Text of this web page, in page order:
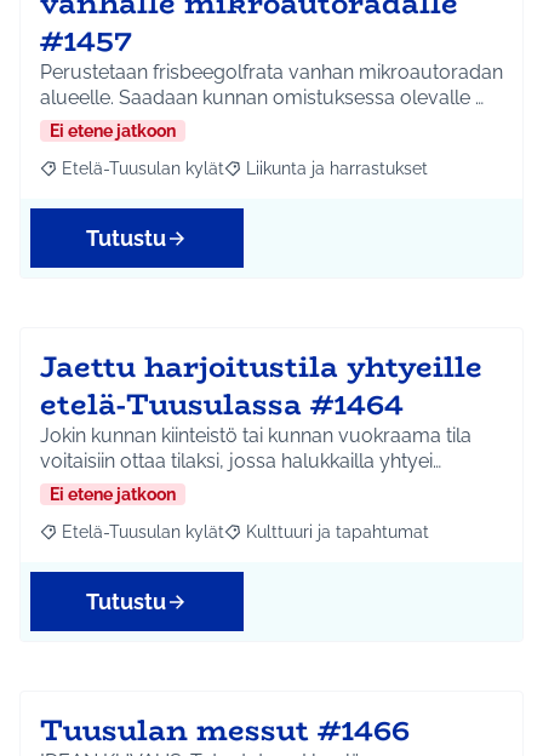
#1457
Perustetaan frisbeegolfrata vanhan mikroautoradan
alueelle. Saadaan kunnan omistuksessa olevalle …
Ei etene jatkoon
Rajaa tulokset aihepiirin mukaan: Etelä-Tuusulan kylät
Etelä-Tuusulan kylät Rajaa tulokset teeman mukaan:
Liikunta ja harrastukset
Tutustu
Jaettu harjoitustila yhtyeille
etelä-Tuusulassa #1464
Jokin kunnan kiinteistö tai kunnan vuokraama tila
voitaisiin ottaa tilaksi, jossa halukkailla yhtyei…
Ei etene jatkoon
Rajaa tulokset aihepiirin mukaan: Etelä-Tuusulan kylät
Etelä-Tuusulan kylät Rajaa tulokset teeman mukaan:
Kulttuuri ja tapahtumat
Tutustu
Tuusulan messut #1466